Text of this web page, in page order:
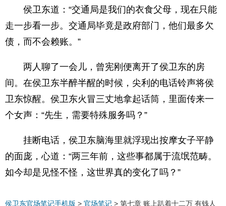
侯卫东道：“交通局是我们的衣食父母，现在只能
走一步看一步。交通局毕竟是政府部门，他们最多欠
债，而不会赖账。”
两人聊了一会儿，曾宪刚便离开了侯卫东的房
间。在侯卫东半醉半醒的时候，尖利的电话铃声将侯
卫东惊醒。侯卫东火冒三丈地拿起话筒，里面传来一
个女声：“先生，需要特殊服务吗？”
挂断电话，侯卫东脑海里就浮现出按摩女子平静
的面庞，心道：“两三年前，这些事都属于流氓范畴。
如今却是见怪不怪，这世界真的变化了吗？”
侯卫东官场笔记手机版 > 官场笔记 > 第七章 账上趴着十二万 有钱人